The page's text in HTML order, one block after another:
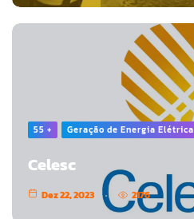
55 + Geração de Energia Elétrica
Celesc
Dez 22, 2023 2176